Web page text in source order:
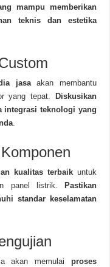
mampu memberikan
teknis dan estetika
jasaakan membantu
yang tepat.
Diskusikan
integrasi teknologi yang
.
kualitas terbaikuntuk
panel listrik.
Pastikan
standar keselamatan
akan memulai proses